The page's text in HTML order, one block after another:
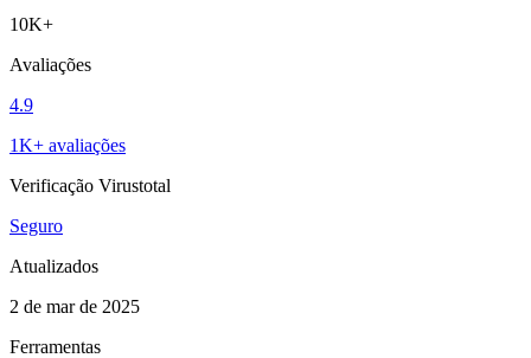
10K+
Avaliações
4.9
1K+ avaliações
Verificação Virustotal
Seguro
Atualizados
2 de mar de 2025
Ferramentas